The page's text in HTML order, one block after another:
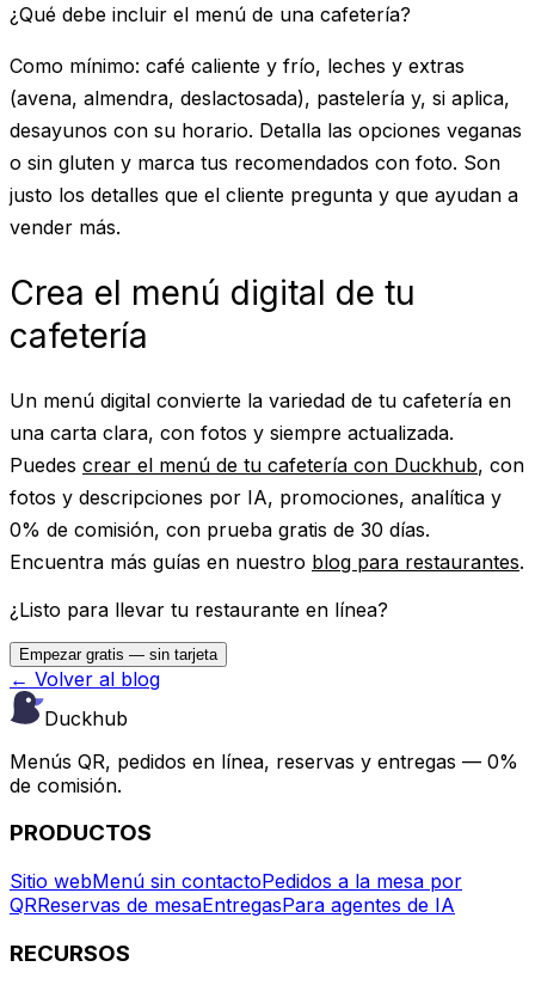
¿Qué debe incluir el menú de una cafetería?
Como mínimo: café caliente y frío, leches y extras
(avena, almendra, deslactosada), pastelería y, si aplica,
desayunos con su horario. Detalla las opciones veganas
o sin gluten y marca tus recomendados con foto. Son
justo los detalles que el cliente pregunta y que ayudan a
vender más.
Crea el menú digital de tu
cafetería
Un menú digital convierte la variedad de tu cafetería en
una carta clara, con fotos y siempre actualizada.
Puedes crear el menú de tu cafetería con Duckhub, con
fotos y descripciones por IA, promociones, analítica y
0% de comisión, con prueba gratis de 30 días.
Encuentra más guías en nuestro blog para restaurantes.
¿Listo para llevar tu restaurante en línea?
Empezar gratis — sin tarjeta
← Volver al blog
Duckhub
Menús QR, pedidos en línea, reservas y entregas — 0%
de comisión.
PRODUCTOS
Sitio webMenú sin contactoPedidos a la mesa por
QRReservas de mesaEntregasPara agentes de IA
RECURSOS